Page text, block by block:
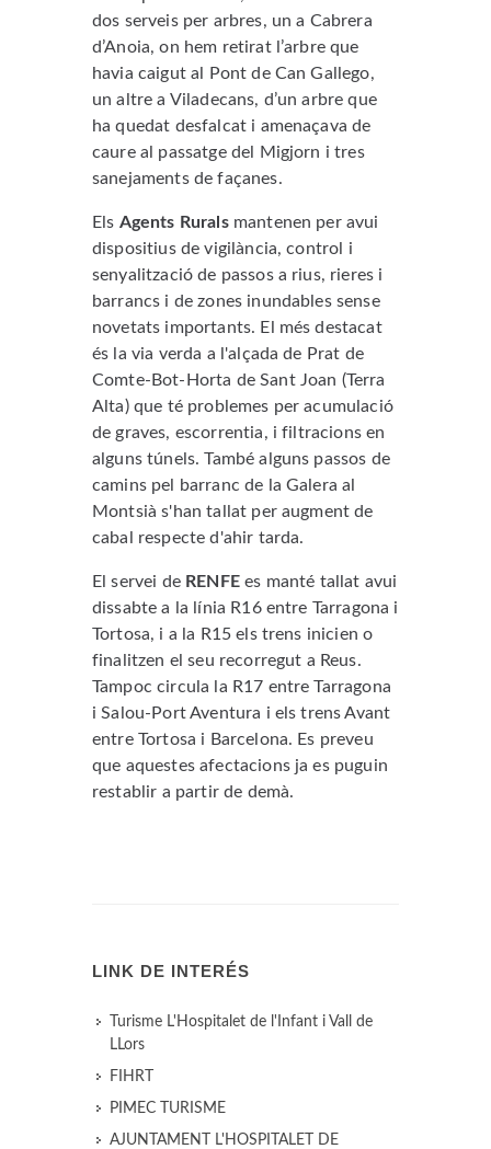
dos serveis per arbres, un a Cabrera
d’Anoia, on hem retirat l’arbre que
havia caigut al Pont de Can Gallego,
un altre a Viladecans, d’un arbre que
ha quedat desfalcat i amenaçava de
caure al passatge del Migjorn i tres
sanejaments de façanes.
Els Agents Ruralsmantenen per avui
dispositius de vigilància, control i
senyalització de passos a rius, rieres i
barrancs i de zones inundables sense
novetats importants. El més destacat
és la via verda a l'alçada de Prat de
Comte-Bot-Horta de Sant Joan (Terra
Alta) que té problemes per acumulació
de graves, escorrentia, i filtracions en
alguns túnels. També alguns passos de
camins pel barranc de la Galera al
Montsià s'han tallat per augment de
cabal respecte d'ahir tarda.
El servei de RENFEes manté tallat avui
dissabte a la línia R16 entre Tarragona i
Tortosa, i a la R15 els trens inicien o
finalitzen el seu recorregut a Reus.
Tampoc circula la R17 entre Tarragona
i Salou-Port Aventura i els trens Avant
entre Tortosa i Barcelona. Es preveu
que aquestes afectacions ja es puguin
restablir a partir de demà.
LINK DE INTERÉS
Turisme L'Hospitalet de l'Infant i Vall de
LLors
FIHRT
PIMEC TURISME
AJUNTAMENT L'HOSPITALET DE